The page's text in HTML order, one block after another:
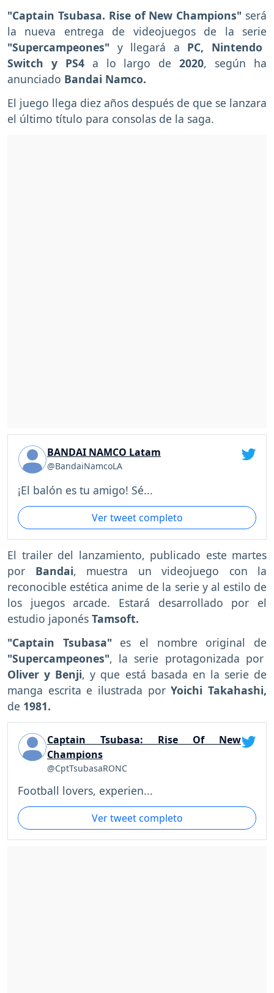
"Captain Tsubasa. Rise of New Champions" será
la nueva entrega de videojuegos de la serie
"Supercampeones" y llegará a PC, Nintendo
Switch y PS4a lo largo de 2020, según ha
anunciado Bandai Namco.
El juego llega diez años después de que se lanzara
el último título para consolas de la saga.
BANDAI NAMCO Latam
@BandaiNamcoLA
¡El balón es tu amigo! Sé...
Ver tweet completo
El trailer del lanzamiento, publicado este martes
por Bandai, muestra un videojuego con la
reconocible estética anime de la serie y al estilo de
los juegos arcade. Estará desarrollado por el
estudio japonés Tamsoft.
"Captain Tsubasa" es el nombre original de
"Supercampeones", la serie protagonizada por
Oliver y Benji, y que está basada en la serie de
manga escrita e ilustrada porYoichi Takahashi,
de 1981.
Captain Tsubasa: Rise Of New
Champions
@CptTsubasaRONC
Football lovers, experien...
Ver tweet completo